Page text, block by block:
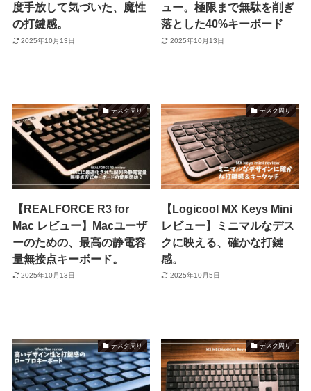
度手放して気づいた、魔性
の打鍵感。
2025年10月13日
ュー。極限まで無駄を削ぎ
落とした40%キーボード
2025年10月13日
デスク周り
【REALFORCE R3 for
Mac レビュー】Macユーザ
ーのための、最高の静電容
量無接点キーボード。
2025年10月13日
デスク周り
【Logicool MX Keys Mini
レビュー】ミニマルなデス
クに映える、確かな打鍵
感。
2025年10月5日
デスク周り デスク周り